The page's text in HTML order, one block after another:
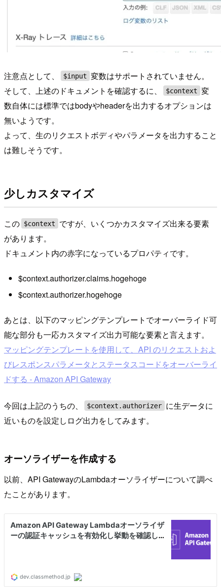
注意点として、 $input 変数はサポートされていません。
そして、上述のドキュメントを確認するに、
$context 変
数自体には標準ではbodyやheaderを出力するオプションは
無いようです。
よって、生のリクエストボディやパラメータを出力すること
は難しそうです。
少しカスタマイズ
この $context
ですが、いくつかカスタマイズ出来る要素
があります。
ドキュメント内の赤字になっているプロパティです。
$context.authorizer.claims.hogehoge
$context.authorizer.hogehoge
あとは、以下のマッピングテンプレートでオーバーライド可
能な部分も一応カスタマイズ出力可能な要素と言えます。
マッピングテンプレートを使用して、API のリクエストおよ
びレスポンスパラメータとステータスコードをオーバーライ
ドする - Amazon API Gateway
今回は上記のうちの、 $context.authorizer に生データに
近いものを設定しログ出力をしてみます。
オーソライザーを作成する
以前、API GatewayのLambdaオーソライザーについて調べ
たことがあります。